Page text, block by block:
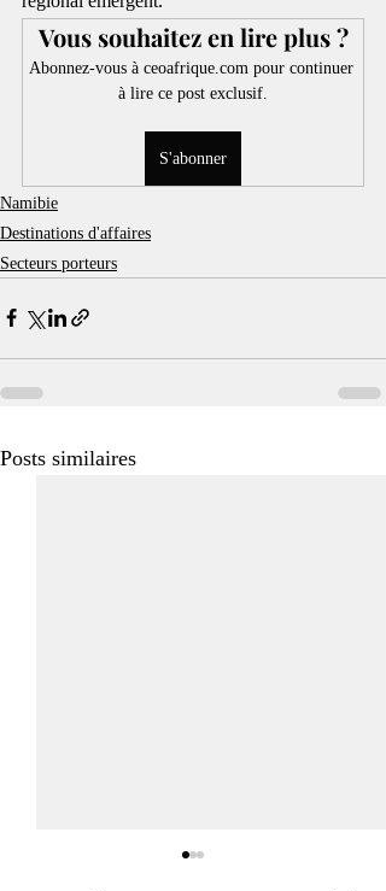
Vous souhaitez en lire plus ?
Abonnez-vous à ceoafrique.com pour continuer
à lire ce post exclusif.
S'abonner
Namibie
Destinations d'affaires
Secteurs porteurs
Posts similaires